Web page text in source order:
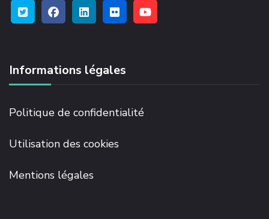
Informations légales
Politique de confidentialité
Utilisation des cookies
Mentions légales